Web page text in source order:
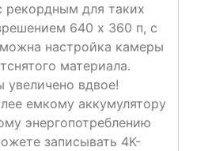
рекордным для таких
640 x 360 п, с
настройка камеры
материала.
увеличено вдвое!
емкому аккумулятору
энергопотреблению
записывать 4K-